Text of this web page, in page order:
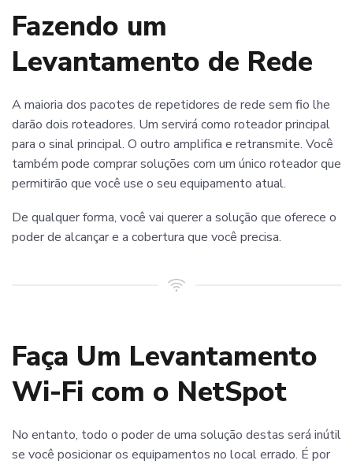
Fazendo um
Levantamento de Rede
A maioria dos pacotes de repetidores de rede sem fio lhe
darão dois roteadores. Um servirá como roteador principal
para o sinal principal. O outro amplifica e retransmite. Você
também pode comprar soluções com um único roteador que
permitirão que você use o seu equipamento atual.
De qualquer forma, você vai querer a solução que oferece o
poder de alcançar e a cobertura que você precisa.
Faça Um Levantamento
Wi-Fi com o NetSpot
No entanto, todo o poder de uma solução destas será inútil
se você posicionar os equipamentos no local errado. É por